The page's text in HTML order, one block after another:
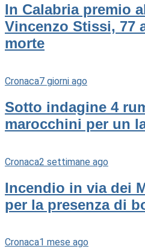
In Calabria premio
Vincenzo Stissi, 77
morte
Cronaca7 giorni ago
Sotto indagine 4
marocchini per un
Cronaca2 settimane ago
Incendio in via dei
per la presenza di
Cronaca1 mese ago